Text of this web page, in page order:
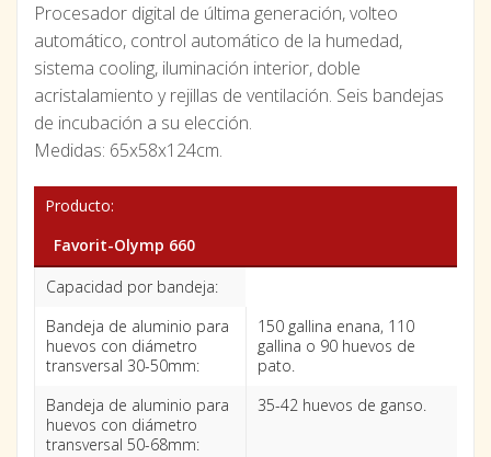
Procesador digital de última generación, volteo
automático, control automático de la humedad,
sistema cooling, iluminación interior, doble
acristalamiento y rejillas de ventilación. Seis bandejas
de incubación a su elección.
Medidas: 65x58x124cm.
Producto:
Favorit-Olymp 660
Capacidad por bandeja:
Bandeja de aluminio para
huevos con diámetro
transversal 30-50mm:
150 gallina enana, 110
gallina o 90 huevos de
pato.
Bandeja de aluminio para
huevos con diámetro
transversal 50-68mm:
35-42 huevos de ganso.